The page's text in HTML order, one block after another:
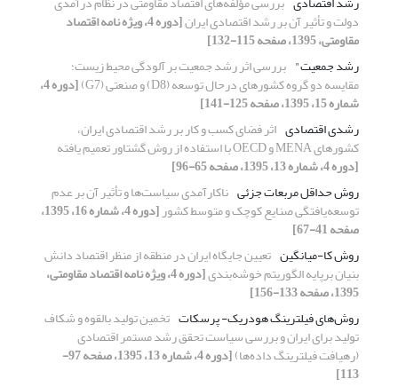
دولت و تأثیر آن بر رشد اقتصادی ایران [دوره 4، ویژه نامه اقتصاد
مقاومتی، 1395، صفحه 115-132]
رشد جمعیت" بررسی اثر رشد جمعیت بر آلودگی محیط زیست؛
مقایسه دو گروه کشورهای درحال توسعه (D8) و صنعتی (G7) [دوره 4،
شماره 15، 1395، صفحه 125-141]
رشدی اقتصادی اثر فضای کسب و کار بر رشد اقتصادی ایران،
کشورهای MENA و OECD با استفاده از روش گشتاور تعمیم یافته
[دوره 4، شماره 13، 1395، صفحه 65-96]
روش حداقل مربعات جزئی ناکارآمدی سیاست‌ها و تأثیر آن بر عدم
توسعه‌یافتگی صنایع کوچک و متوسط کشور [دوره 4، شماره 16، 1395،
صفحه 41-67]
روش کا-میانگین تعیین جایگاه ایران در منطقه از منظر اقتصاد دانش
بنیان برپایه الگوریتم خوشه‌بندی [دوره 4، ویژه نامه اقتصاد مقاومتی،
1395، صفحه 133-156]
روش‌های فیلترینگ هودریک- پرسکات تخمین تولید بالقوه و شکاف
تولید برای ایران و بررسی سیاست تحقق رشد مستمر اقتصادی
(رهیافت فیلترینگ داده‌ها) [دوره 4، شماره 13، 1395، صفحه 97-
113]